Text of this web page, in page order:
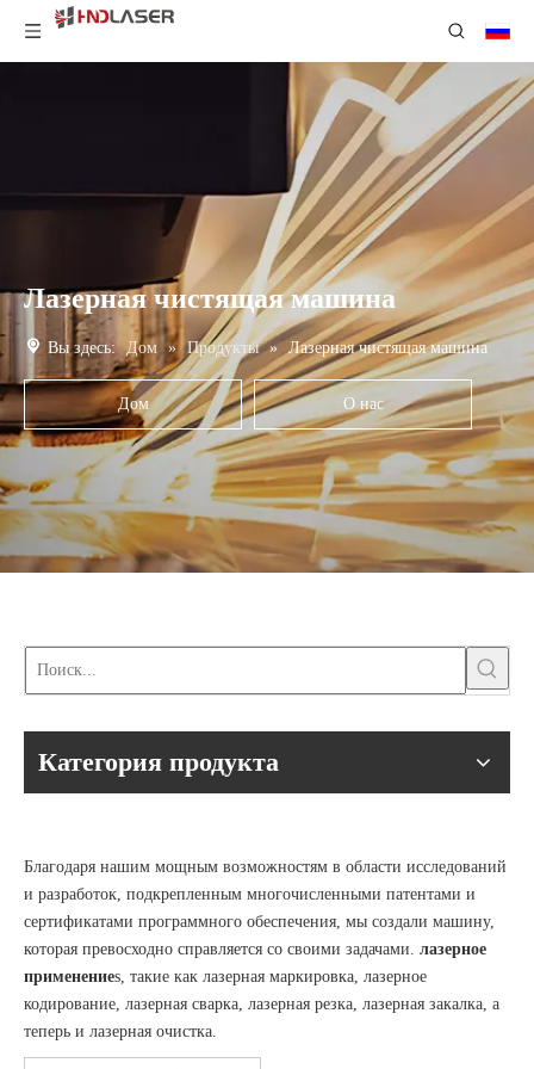
Лазерная чистящая машина
Вы здесь: Дом » Продукты » Лазерная чистящая машина
Дом О нас
Категория продукта
Благодаря нашим мощным возможностям в области исследований
и разработок, подкрепленным многочисленными патентами и
сертификатами программного обеспечения, мы создали машину,
которая превосходно справляется со своими задачами. лазерное
применениеs, такие как лазерная маркировка, лазерное
кодирование, лазерная сварка, лазерная резка, лазерная закалка, а
теперь и лазерная очистка.